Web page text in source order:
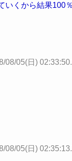
いくから結果100
08/05(日)
08/05(日)